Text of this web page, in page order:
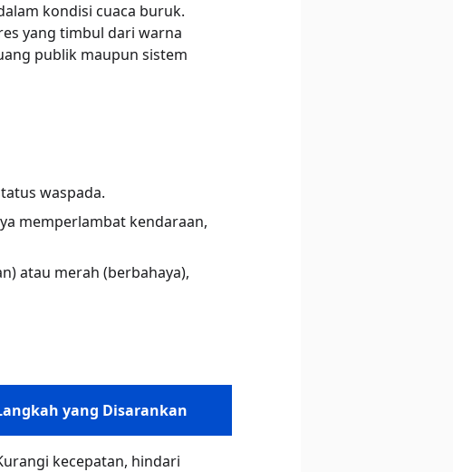
kondisi cuaca buruk.
yang timbul dari warna
publik maupun sistem
waspada.
memperlambat kendaraan,
atau merah (berbahaya),
yang Disarankan
kecepatan, hindari